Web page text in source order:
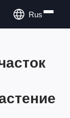
Rus